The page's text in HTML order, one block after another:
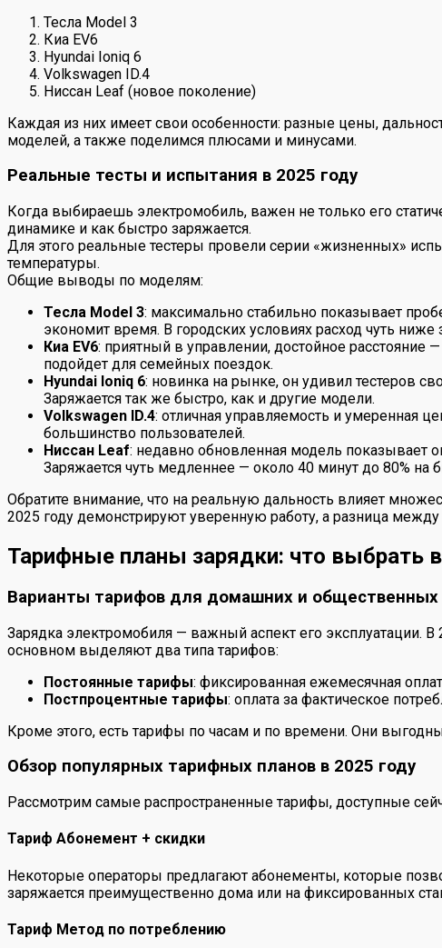
Тесла Model 3
Киа EV6
Hyundai Ioniq 6
Volkswagen ID.4
Ниссан Leaf (новое поколение)
Каждая из них имеет свои особенности: разные цены,
моделей, а также поделимся плюсами и минусами.
Реальные тесты и испытания в 2025 году
Когда выбираешь электромобиль, важен не только его
динамике и как быстро заряжается.
Для этого реальные тестеры провели серии «жизненных»
температуры.
Общие выводы по моделям:
Тесла Model 3: максимально стабильно показывает
экономит время. В городских условиях расход чуть
Киа EV6: приятный в управлении, достойное расстояние
подойдет для семейных поездок.
Hyundai Ioniq 6: новинка на рынке, он удивил тестеров
Заряжается так же быстро, как и другие модели.
Volkswagen ID.4: отличная управляемость и умеренная
большинство пользователей.
Ниссан Leaf: недавно обновленная модель показывает
Заряжается чуть медленнее — около 40 минут до 80% на
Обратите внимание, что на реальную дальность влияет
2025 году демонстрируют уверенную работу, а разница
Тарифные планы зарядки: что выбрать
Варианты тарифов для домашних и общественных
Зарядка электромобиля — важный аспект его эксплуатации.
основном выделяют два типа тарифов:
Постоянные тарифы: фиксированная ежемесячная
Постпроцентные тарифы: оплата за фактическое
Кроме этого, есть тарифы по часам и по времени. Они
Обзор популярных тарифных планов в 2025 году
Рассмотрим самые распространенные тарифы, доступные
Тариф Абонемент + скидки
Некоторые операторы предлагают абонементы, которые
заряжается преимущественно дома или на фиксированных
Тариф Метод по потреблению